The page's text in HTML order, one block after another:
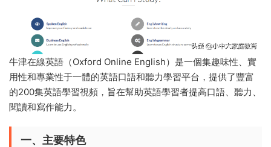
牛津在線英語（Oxford Online English）是一個集趣味性、實
用性和專業性于一體的英語口語和聽力學習平台，提供了豐富
的200集英語學習視頻，旨在幫助英語學習者提高口語、聽力、
閱讀和寫作能力。
一、主要特色